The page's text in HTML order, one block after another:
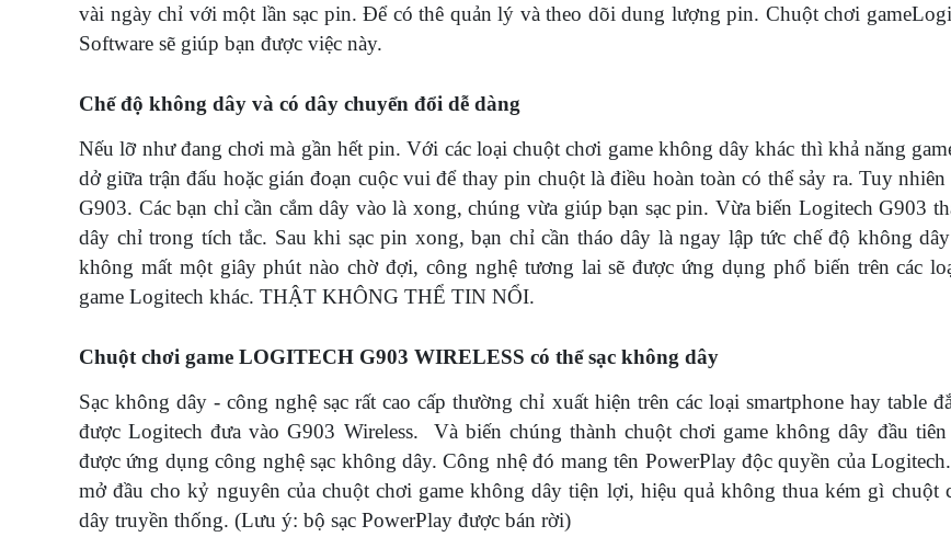
vài ngày chỉ với một lần sạc pin. Để có thê quản lý và theo dõi dung lượng pin. Chuột chơi
Software sẽ giúp bạn được việc này.
Chế độ không dây và có dây chuyển đổi dễ dàng
Nếu lỡ như đang chơi mà gần hết pin. Với các loại chuột chơi game không dây khác thì khả năng
dở giữa trận đấu hoặc gián đoạn cuộc vui để thay pin chuột là điều hoàn toàn có thể sảy ra. Tuy
G903. Các bạn chỉ cần cắm dây vào là xong, chúng vừa giúp bạn sạc pin. Vừa biến Logitech G903
dây chỉ trong tích tắc. Sau khi sạc pin xong, bạn chỉ cần tháo dây là ngay lập tức chế độ không
không mất một giây phút nào chờ đợi, công nghệ tương lai sẽ được ứng dụng phổ biến trên các
game Logitech khác. THẬT KHÔNG THỂ TIN NỔI.
Chuột chơi game LOGITECH G903 WIRELESS có thể sạc không dây
Sạc không dây - công nghệ sạc rất cao cấp thường chỉ xuất hiện trên các loại smartphone hay table
được Logitech đưa vào G903 Wireless. Và biến chúng thành chuột chơi game không dây đầu
được ứng dụng công nghệ sạc không dây. Công nhệ đó mang tên PowerPlay độc quyền của
mở đầu cho kỷ nguyên của chuột chơi game không dây tiện lợi, hiệu quả không thua kém gì chuột
dây truyền thống. (Lưu ý: bộ sạc PowerPlay được bán rời)